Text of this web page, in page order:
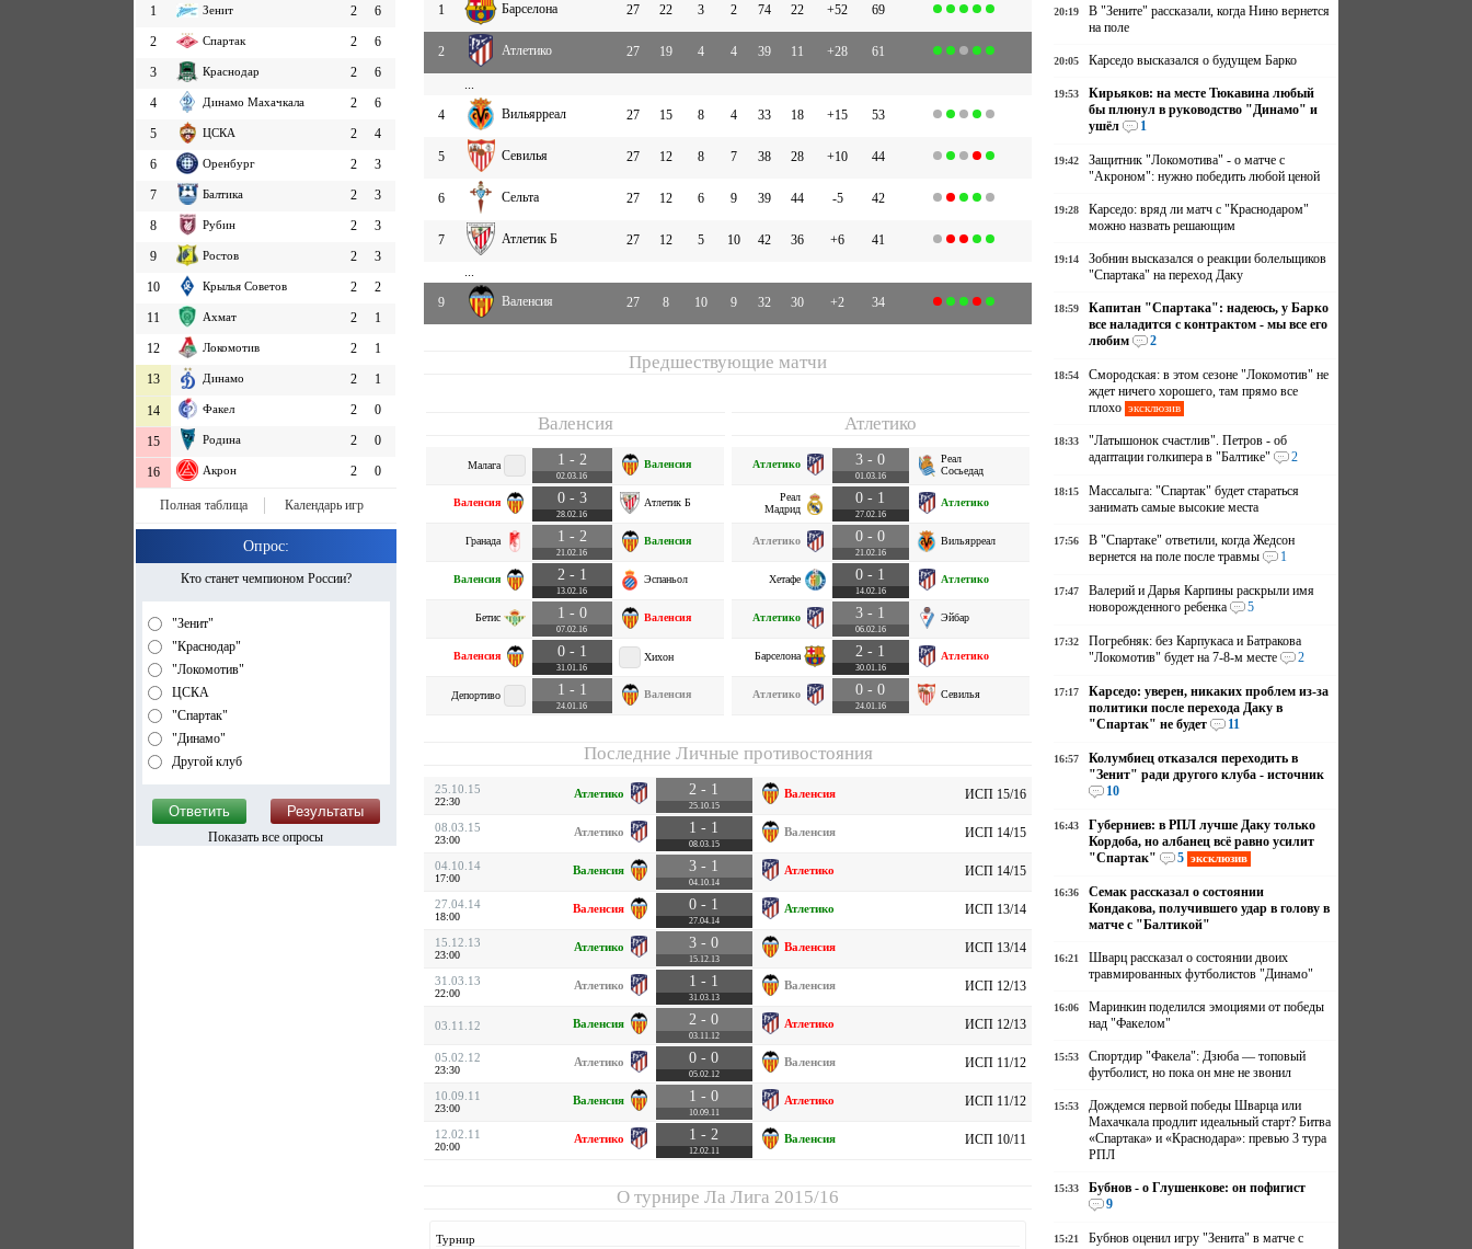
1 Зенит 2
6
2
Спартак 2
6
3
Краснодар 2
6
4
Динамо Махачкала 2
6
5
ЦСКА 2
4
6
Оренбург 2
3
7
Балтика 2
3
8
Рубин 2
3
9
Ростов 2
3
10
Крылья Советов 2
2
11
Ахмат 2
1
12
Локомотив 2
1
13
Динамо 2 1
14 Факел 2 0
15 Родина 2 0
16 Акрон 2 0
Полная таблица Календарь игр
Опрос:
Кто станет чемпионом России?
"Зенит"
"Краснодар"
"Локомотив"
ЦСКА
"Спартак"
"Динамо"
Другой клуб
Показать все опросы
1 Барселона 27 22 3 2 74 22 +52 69
2 Атлетико 27 19 4 4 39 11 +28 61
...
4
Вильярреал 27 15 8 4 33 18 +15 53
5 Севилья 27 12 8 7 38 28 +10 44
6 Сельта 27 12 6 9 39 44 -5 42
7 Атлетик Б 27 12 5 10 42 36 +6 41
...
9
Валенсия 27 8 10 9 32 30 +2 34
Предшествующие матчи
Валенсия
Малага 1 - 2
02.03.16
Валенсия
Валенсия 0 - 3
28.02.16
Атлетик Б
Гранада 1 - 2
21.02.16
Валенсия
Валенсия 2 - 1
13.02.16
Эспаньол
Бетис 1 - 0
07.02.16
Валенсия
Валенсия 0 - 1
31.01.16
Хихон
Депортиво 1 - 1
24.01.16
Валенсия
Атлетико
Атлетико 3 - 0
01.03.16
Реал
Сосьедад
Реал
Мадрид
0 - 1
27.02.16
Атлетико
Атлетико 0 - 0
21.02.16
Вильярреал
Хетафе 0 - 1
14.02.16
Атлетико
Атлетико 3 - 1
06.02.16
Эйбар
Барселона 2 - 1
30.01.16
Атлетико
Атлетико 0 - 0
24.01.16
Севилья
Последние Личные противостояния
25.10.15
22:30
Атлетико 2 - 1
25.10.15
Валенсия ИСП 15/16
08.03.15
23:00
Атлетико 1 - 1
08.03.15
Валенсия ИСП 14/15
04.10.14
17:00
Валенсия 3 - 1
04.10.14
Атлетико ИСП 14/15
27.04.14
18:00
Валенсия 0 - 1
27.04.14
Атлетико ИСП 13/14
15.12.13
23:00
Атлетико 3 - 0
15.12.13
Валенсия ИСП 13/14
31.03.13
22:00
Атлетико 1 - 1
31.03.13
Валенсия ИСП 12/13
03.11.12 Валенсия 2 - 0
03.11.12
Атлетико ИСП 12/13
05.02.12
23:30
Атлетико 0 - 0
05.02.12
Валенсия ИСП 11/12
10.09.11
23:00
Валенсия 1 - 0
10.09.11
Атлетико ИСП 11/12
12.02.11
20:00
Атлетико 1 - 2
12.02.11
Валенсия ИСП 10/11
О турниреЛа Лига 2015/16
Турнир
20:19
В "Зените" рассказали, когда Нино вернется
на поле
20:05 Карседо высказался о будущем Барко
19:53
Кирьяков: на месте Тюкавина любый
бы плюнул в руководство "Динамо" и
ушёл
1
19:42
Защитник "Локомотива" - о матче с
"Акроном": нужно победить любой ценой
19:28
Карседо: вряд ли матч с "Краснодаром"
можно назвать решающим
19:14
Зобнин высказался о реакции болельщиков
"Спартака" на переход Даку
18:59
Капитан "Спартака": надеюсь, у Барко
все наладится с контрактом - мы все его
любим
2
18:54
Смородская: в этом сезоне "Локомотив" не
ждет ничего хорошего, там прямо все
плохо эксклюзив
18:33
"Латышонок счастлив". Петров - об
адаптации голкипера в "Балтике"
2
18:15
Массалыга: "Спартак" будет стараться
занимать самые высокие места
17:56
В "Спартаке" ответили, когда Жедсон
вернется на поле после травмы
1
17:47
Валерий и Дарья Карпины раскрыли имя
новорожденного ребенка
5
17:32
Погребняк: без Карпукаса и Батракова
"Локомотив" будет на 7-8-м месте
2
17:17
Карседо: уверен, никаких проблем из-за
политики после перехода Даку в
"Спартак" не будет
11
16:57
Колумбиец отказался переходить в
"Зенит" ради другого клуба - источник
10
16:43
Губерниев: в РПЛ лучше Даку только
Кордоба, но албанец всё равно усилит
"Спартак"
5 эксклюзив
16:36
Семак рассказал о состоянии
Кондакова, получившего удар в голову в
матче с "Балтикой"
16:21
Шварц рассказал о состоянии двоих
травмированных футболистов "Динамо"
16:06
Маринкин поделился эмоциями от победы
над "Факелом"
15:53
Спортдир "Факела": Дзюба — топовый
футболист, но пока он мне не звонил
15:53
Дождемся первой победы Шварца или
Махачкала продлит идеальный старт? Битва
«Спартака» и «Краснодара»: превью 3 тура
РПЛ
15:33
Бубнов - о Глушенкове: он пофигист
9
15:21
Бубнов оценил игру "Зенита" в матче с